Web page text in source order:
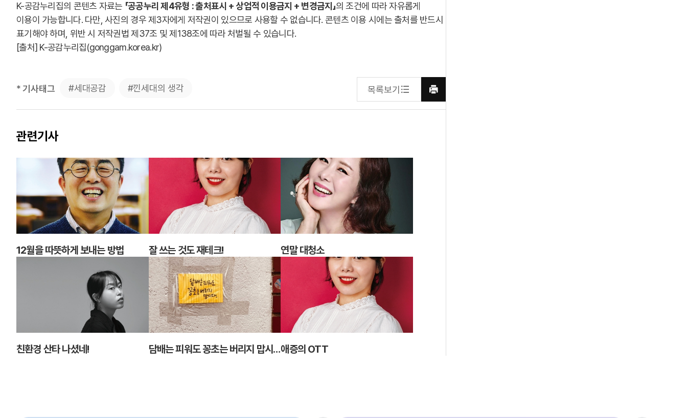
K-공감누리집의 콘텐츠 자료는 「공공누리 제4유형 : 출처표시 + 상업적 이용금지 + 변경금지」의 조건에 따라 자유롭게
이용이 가능합니다. 다만, 사진의 경우 제3자에게 저작권이 있으므로 사용할 수 없습니다. 콘텐츠 이용 시에는 출처를 반드시
표기해야 하며, 위반 시 저작권법 제37조 및 제138조에 따라 처벌될 수 있습니다.
[출처] K-공감누리집(gonggam.korea.kr)
* 기사태그 #세대공감 #낀세대의 생각 목록보기
프린트
하기
관련기사
12월을 따뜻하게 보내는 방법 잘 쓰는 것도 재테크! 연말 대청소
친환경 산타 나셨네! 담배는 피워도 꽁초는 버리지 맙시다애증의 OTT